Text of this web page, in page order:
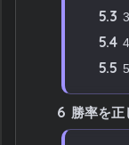
5.3
5.4
5.5
6 勝率を正